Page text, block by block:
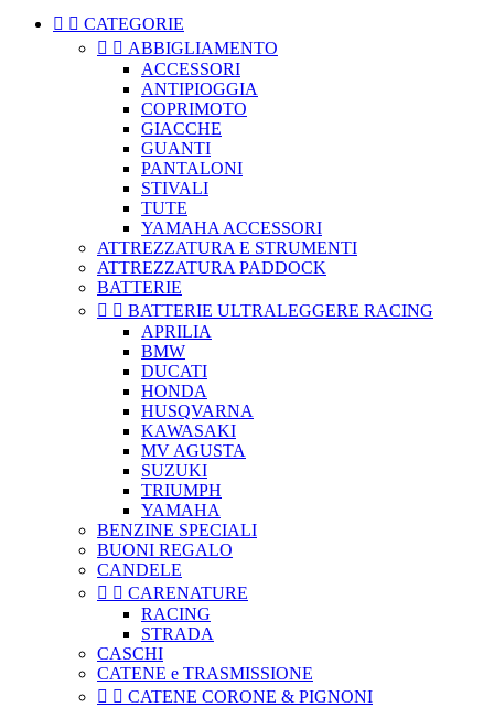
  CATEGORIE
  ABBIGLIAMENTO
ACCESSORI
ANTIPIOGGIA
COPRIMOTO
GIACCHE
GUANTI
PANTALONI
STIVALI
TUTE
YAMAHA ACCESSORI
ATTREZZATURA E STRUMENTI
ATTREZZATURA PADDOCK
BATTERIE
  BATTERIE ULTRALEGGERE RACING
APRILIA
BMW
DUCATI
HONDA
HUSQVARNA
KAWASAKI
MV AGUSTA
SUZUKI
TRIUMPH
YAMAHA
BENZINE SPECIALI
BUONI REGALO
CANDELE
  CARENATURE
RACING
STRADA
CASCHI
CATENE e TRASMISSIONE
  CATENE CORONE & PIGNONI